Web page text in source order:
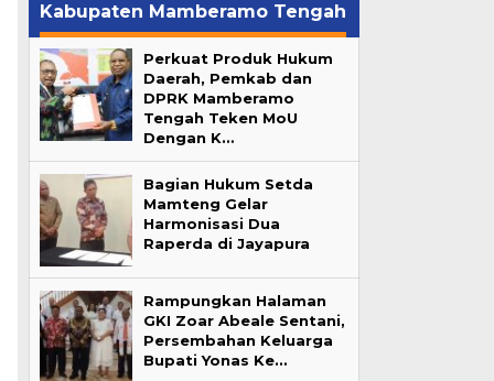
Kabupaten Mamberamo Tengah
Perkuat Produk Hukum
Daerah, Pemkab dan
DPRK Mamberamo
Tengah Teken MoU
Dengan K…
Bagian Hukum Setda
Mamteng Gelar
Harmonisasi Dua
Raperda di Jayapura
Rampungkan Halaman
GKI Zoar Abeale Sentani,
Persembahan Keluarga
Bupati Yonas Ke…